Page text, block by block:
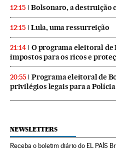
12:15 Bolsonaro, a destruição
12:15 Lula, uma ressurreição
21:14
O programa eleitoral de
impostos para os ricos e
20:55
Programa eleitoral de
privilégios legais para a Polícia
NEWSLETTERS
Receba o boletim diário do EL PAÍS